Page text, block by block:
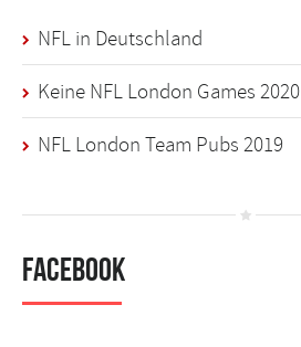
NFL in Deutschland
Keine NFL London Games 2020
NFL London Team Pubs 2019
Facebook